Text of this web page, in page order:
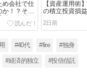
め会社で仕
か！？そし
職の決断に
【資産運用術
の積立投資損
ナス１００万
７月を終えま
2日前
#40代 #fire #独身
#経済的独立 #投信信託